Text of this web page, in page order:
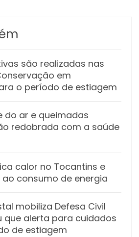
são realizadas nas
em
o período de estiagem
do ar e queimadas
redobrada com a saúde
calor no Tocantins e
consumo de energia
mobiliza Defesa Civil
que alerta para cuidados
de estiagem